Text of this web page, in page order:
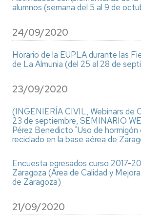
alumnos (semana del 5 al 9 de
24/09/2020
Horario de la EUPLA durante las
de La Almunia (del 25 al 28 de
23/09/2020
(INGENIERÍA CIVIL, Webinars de
23 de septiembre, SEMINARIO
Pérez Benedicto "Uso de hormigón
reciclado en la base aérea de
Encuesta egresados curso 2017-
Zaragoza (Área de Calidad y
de Zaragoza)
21/09/2020